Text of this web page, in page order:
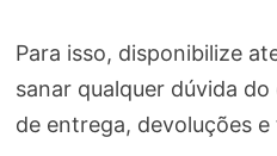
Para isso, disponibilize
sanar qualquer dúvida
de entrega, devoluções e